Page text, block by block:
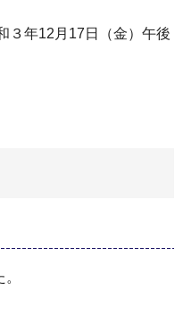
３年12月17日（金）午後